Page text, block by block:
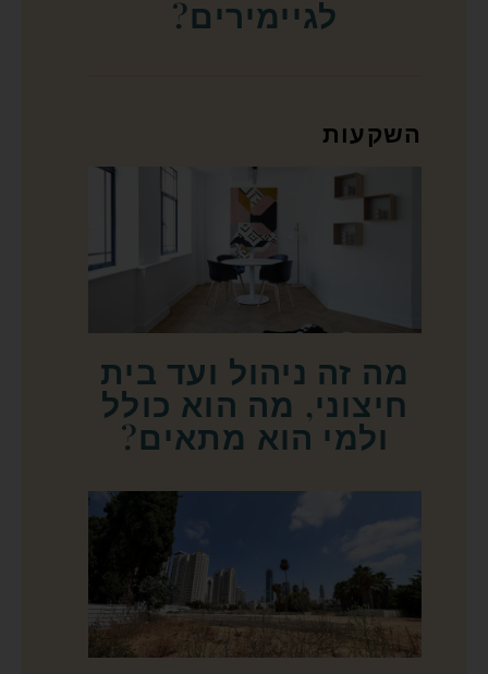
לגיימירים?
השקעות
מה זה ניהול ועד בית
חיצוני, מה הוא כולל
ולמי הוא מתאים?